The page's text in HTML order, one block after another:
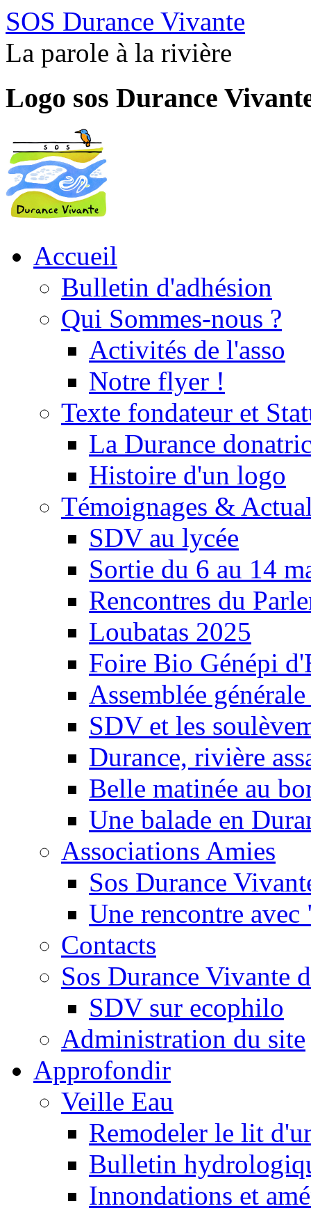
SOS Durance Vivante
La parole à la rivière
Logo sos Durance
Accueil
Bulletin d'adhésion
Qui Sommes-nous ?
Activités de l'asso
Notre flyer !
Texte fondateur et
La Durance
Histoire d'un logo
Témoignages &
SDV au lycée
Sortie du 6 au 14
Rencontres du
Loubatas 2025
Foire Bio Génépi
Assemblée
SDV et les
Durance, rivière
Belle matinée au
Une balade en
Associations Amies
Sos Durance
Une rencontre
Contacts
Sos Durance Vivante
SDV sur ecophilo
Administration du site
Approfondir
Veille Eau
Remodeler le lit
Bulletin
Innondations et